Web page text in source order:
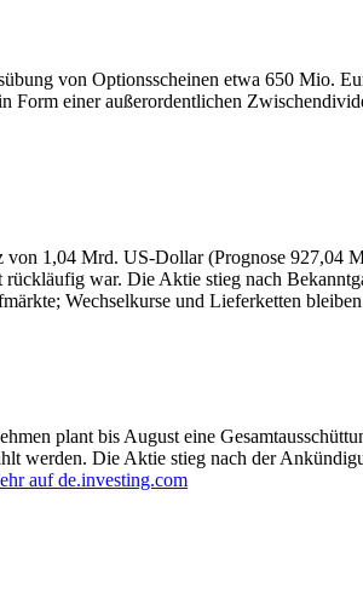
von Optionsscheinen etwa 650 Mio.
einer außerordentlichen
1,04 Mrd. US-Dollar (Prognose 927,04
war. Die Aktie stieg nach
Wechselkurse und Lieferketten
plant bis August eine
werden. Die Aktie stieg nach der
auf de.investing.com